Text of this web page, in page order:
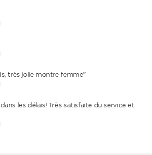
très jolie montre femme"
les délais! Très satisfaite du service et